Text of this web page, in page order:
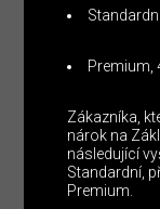
Premium,
Zákazníka,
nárok na
následující
Standardní,
Premium.